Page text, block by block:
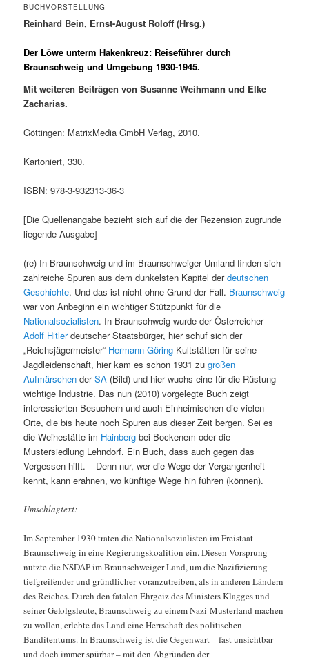
BUCHVORSTELLUNG
Reinhard Bein, Ernst-August Roloff (Hrsg.)
Der Löwe unterm Hakenkreuz: Reiseführer durch
Braunschweig und Umgebung 1930-1945.
Mit weiteren Beiträgen von Susanne Weihmann und Elke
Zacharias.
Göttingen: MatrixMedia GmbH Verlag, 2010.
Kartoniert, 330.
ISBN: 978-3-932313-36-3
[Die Quellenangabe bezieht sich auf die der Rezension zugrunde
liegende Ausgabe]
(re) In Braunschweig und im Braunschweiger Umland finden sich
zahlreiche Spuren aus dem dunkelsten Kapitel derdeutschen
Geschichte. Und das ist nicht ohne Grund der Fall. Braunschweig
war von Anbeginn ein wichtiger Stützpunkt für die
Nationalsozialisten. In Braunschweig wurde der Österreicher
Adolf Hitlerdeutscher Staatsbürger, hier schuf sich der
„Reichsjägermeister“ Hermann Göring Kultstätten für seine
Jagdleidenschaft, hier kam es schon 1931 zugroßen
Aufmärschen derSA (Bild) und hier wuchs eine für die Rüstung
wichtige Industrie. Das nun (2010) vorgelegte Buch zeigt
interessierten Besuchern und auch Einheimischen die vielen
Orte, die bis heute noch Spuren aus dieser Zeit bergen. Sei es
die Weihestätte im Hainberg bei Bockenem oder die
Mustersiedlung Lehndorf. Ein Buch, dass auch gegen das
Vergessen hilft. – Denn nur, wer die Wege der Vergangenheit
kennt, kann erahnen, wo künftige Wege hin führen (können).
Umschlagtext:
Im September 1930 traten die Nationalsozialisten im Freistaat
Braunschweig in eine Regierungskoalition ein. Diesen Vorsprung
nutzte die NSDAP im Braunschweiger Land, um die Nazifizierung
tiefgreifender und gründlicher voranzutreiben, als in anderen Ländern
des Reiches. Durch den fatalen Ehrgeiz des Ministers Klagges und
seiner Gefolgsleute, Braunschweig zu einem Nazi-Musterland machen
zu wollen, erlebte das Land eine Herrschaft des politischen
Banditentums. In Braunschweig ist die Gegenwart – fast unsichtbar
und doch immer spürbar – mit den Abgründen der